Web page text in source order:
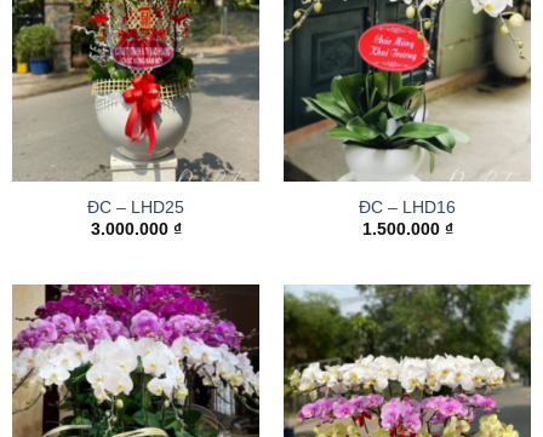
ĐC – LHD25
3.000.000 ₫
ĐC – LHD16
1.500.000 ₫